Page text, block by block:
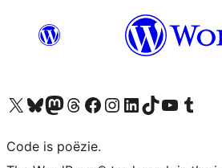
Bezoek ons X (voorheen Twitter) account
Bezoek ons Bluesky account
Bezoek ons Mastodon account
Bezoek ons Threads account
Onze Facebook pagina bezoeken
Bezoek ons Instagram account
Bezoek ons LinkedIn account
Bezoek ons TikTok account
Bezoek ons YouTube kanaal
Bezoek ons
Code is poëzie.